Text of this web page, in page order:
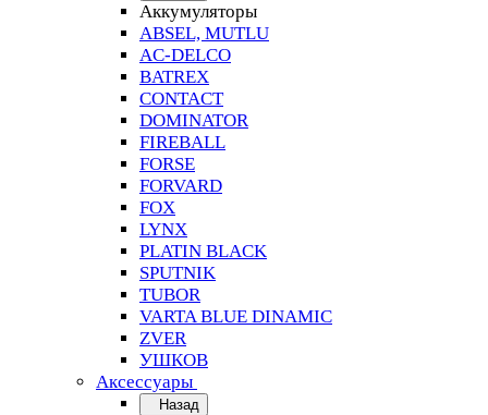
Аккумуляторы
ABSEL, MUTLU
AC-DELCO
BATREX
CONTACT
DOMINATOR
FIREBALL
FORSE
FORVARD
FOX
LYNX
PLATIN BLACK
SPUTNIK
TUBOR
VARTA BLUE DINAMIC
ZVER
УШКОВ
Аксессуары
Назад